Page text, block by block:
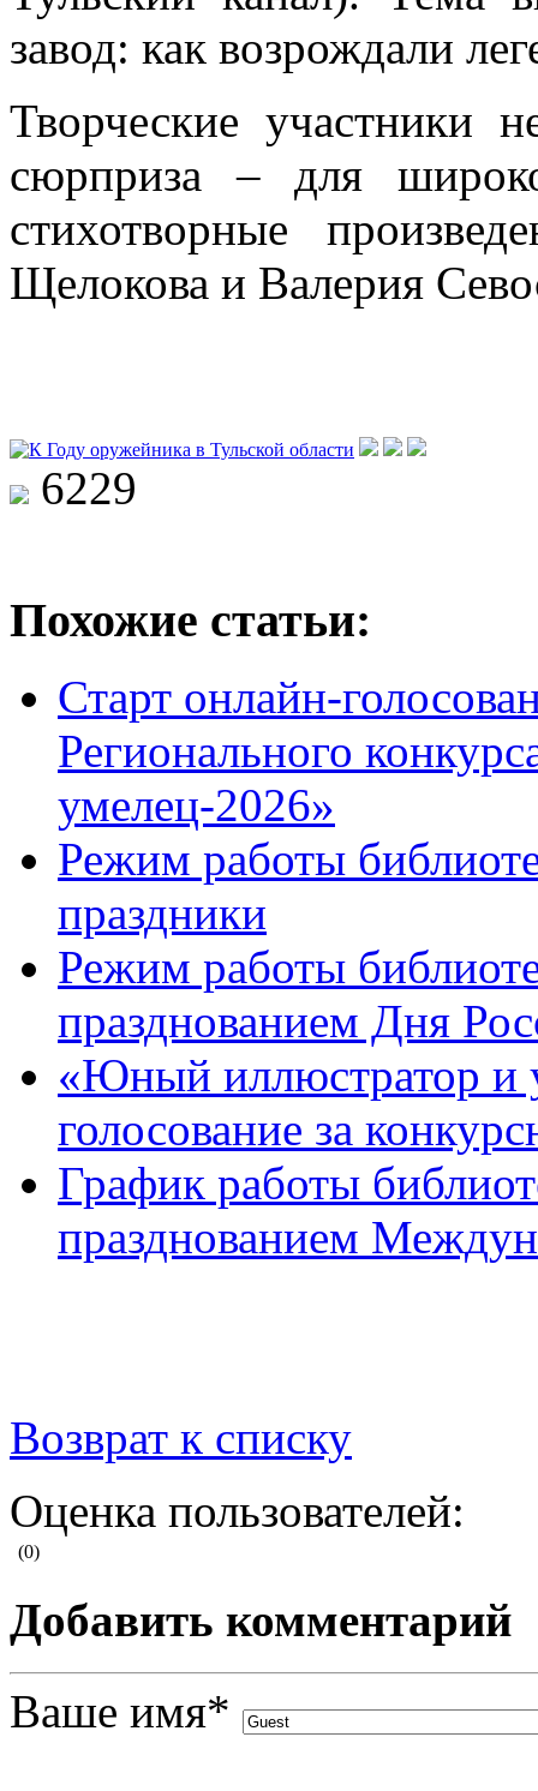
завод: как возрождали
Творческие участники
сюрприза – для
стихотворные
Щелокова и Валерия
6229
Похожие статьи:
Старт онлайн-
Регионального
умелец-2026»
Режим работы
праздники
Режим работы
празднованием Дня
«Юный иллюстратор и
голосование за
График работы
празднованием
Возврат к списку
Оценка пользователей:
(0)
Добавить комментарий
Ваше имя*